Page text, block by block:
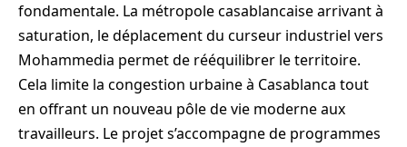
fondamentale. La métropole casablancaise arrivant à
saturation, le déplacement du curseur industriel vers
Mohammedia permet de rééquilibrer le territoire.
Cela limite la congestion urbaine à Casablanca tout
en offrant un nouveau pôle de vie moderne aux
travailleurs. Le projet s’accompagne de programmes